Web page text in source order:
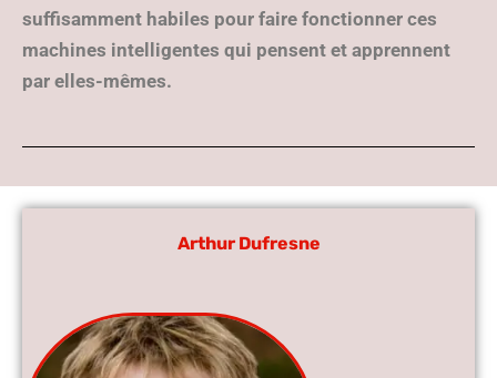
suffisamment habiles pour faire fonctionner ces
machines intelligentes qui pensent et apprennent
par elles-mêmes.
Arthur Dufresne